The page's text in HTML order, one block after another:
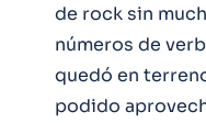
de rock sin
números de
quedó en
podido